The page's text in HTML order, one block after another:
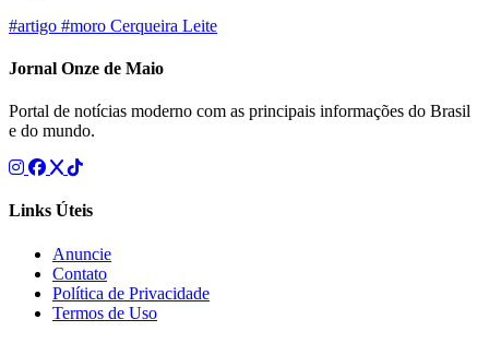
#artigo #moro Cerqueira Leite
Jornal Onze de Maio
Portal de notícias moderno com as principais informações do Brasil
e do mundo.
Links Úteis
Anuncie
Contato
Política de Privacidade
Termos de Uso